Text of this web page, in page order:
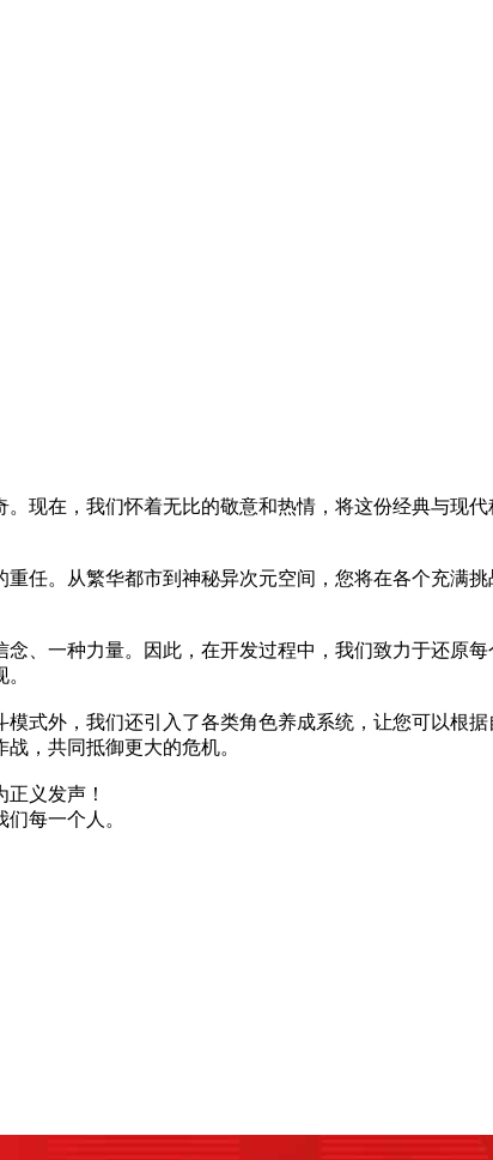
现在，我们怀着无比的敬意和热情，将这份经典与现
任。从繁华都市到神秘异次元空间，您将在各个充满
、一种力量。因此，在开发过程中，我们致力于还原
式外，我们还引入了各类角色养成系统，让您可以根
，共同抵御更大的危机。
义发声！
每一个人。